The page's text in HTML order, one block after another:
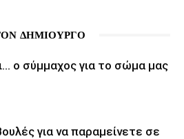
ΔΗΜΙΟΥΡΓΟ
ο σύμμαχος για το σώμα μας
για να παραμείνετε σε